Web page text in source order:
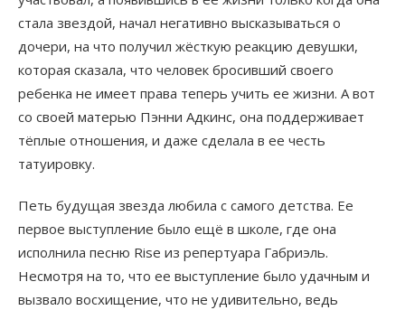
стала звездой, начал негативно высказываться о
дочери, на что получил жёсткую реакцию девушки,
которая сказала, что человек бросивший своего
ребенка не имеет права теперь учить ее жизни. А вот
со своей матерью Пэнни Адкинс, она поддерживает
тёплые отношения, и даже сделала в ее честь
татуировку.
Петь будущая звезда любила с самого детства. Ее
первое выступление было ещё в школе, где она
исполнила песню Rise из репертуара Габриэль.
Несмотря на то, что ее выступление было удачным и
вызвало восхищение, что не удивительно, ведь